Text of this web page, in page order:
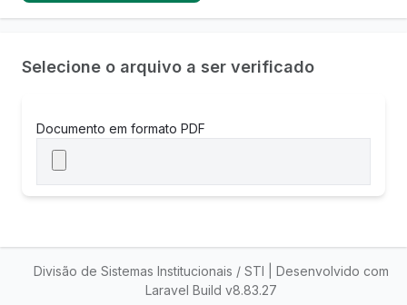
Selecione o arquivo a ser verificado
Documento em formato PDF
Divisão de Sistemas Institucionais / STI | Desenvolvido com
Laravel Build v8.83.27